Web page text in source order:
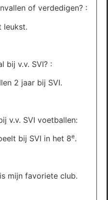
of verdedigen? :
leukst.
bij v.v. SVI? :
2 jaar bij SVI.
v.v. SVI voetballen:
bij SVI in het 8e.
mijn favoriete club.